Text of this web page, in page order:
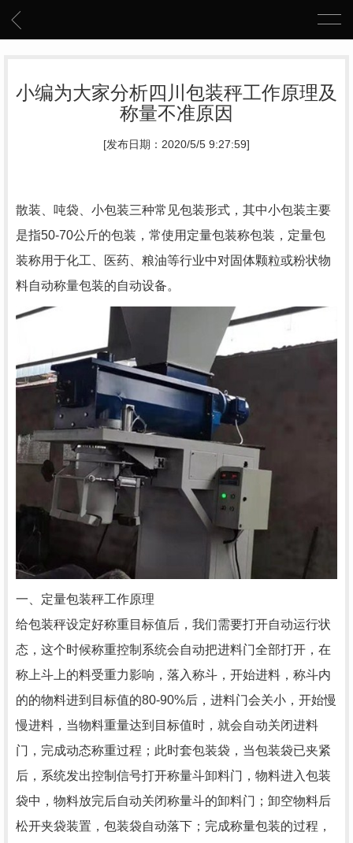
小编为大家分析四川包装秤工作原理及
称量不准原因
[发布日期：2020/5/5 9:27:59]
散装、吨袋、小包装三种常见包装形式，其中小包装主要
是指50-70公斤的包装，常使用定量包装称包装，定量包
装称用于化工、医药、粮油等行业中对固体颗粒或粉状物
料自动称量包装的自动设备。
一、定量包装秤工作原理
给包装秤设定好称重目标值后，我们需要打开自动运行状
态，这个时候称重控制系统会自动把进料门全部打开，在
称上斗上的料受重力影响，落入称斗，开始进料，称斗内
的的物料进到目标值的80-90%后，进料门会关小，开始慢
慢进料，当物料重量达到目标值时，就会自动关闭进料
门，完成动态称重过程；此时套包装袋，当包装袋已夹紧
后，系统发出控制信号打开称量斗卸料门，物料进入包装
袋中，物料放完后自动关闭称量斗的卸料门；卸空物料后
松开夹袋装置，包装袋自动落下；完成称量包装的过程，